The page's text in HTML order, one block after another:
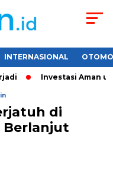
INTERNASIONAL
Investasi Aman untuk
di
Berlanjut